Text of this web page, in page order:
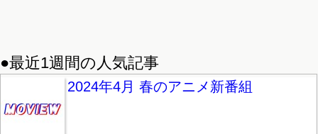
●最近1週間の人気記事
2024年4月 春のアニメ新番組